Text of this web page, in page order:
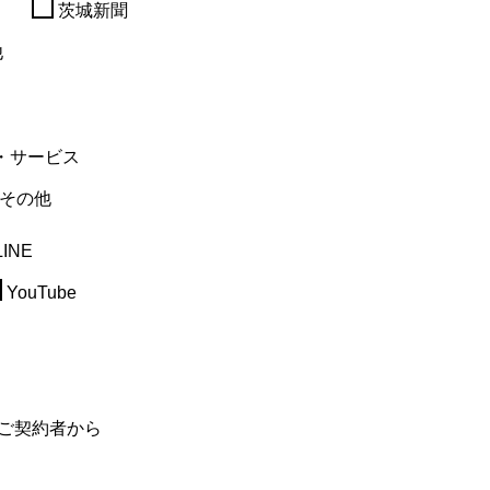
茨城新聞
サービス
の他
YouTube
契約者から